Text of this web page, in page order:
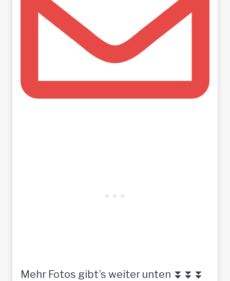
Mehr Fotos gibt’s weiter unten ⏬⏬⏬